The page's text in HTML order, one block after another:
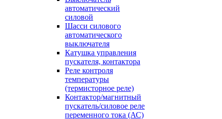
автоматический
силовой
Шасси силового
автоматического
выключателя
Катушка управления
пускателя, контактора
Реле контроля
температуры
(термисторное реле)
Контактор/магнитный
пускатель/силовое реле
переменного тока (АС)